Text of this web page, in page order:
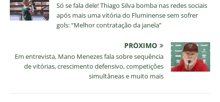
Só se fala dele! Thiago Silva bomba nas redes sociais
após mais uma vitória do Fluminense sem sofrer
gols: “Melhor contratação da janela”
PRÓXIMO
Em entrevista, Mano Menezes fala sobre sequência
de vitórias, crescimento defensivo, competições
simultâneas e muito mais